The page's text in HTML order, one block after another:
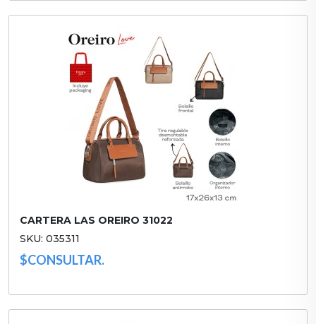
CARTERA LAS OREIRO 31022
SKU: 035311
$CONSULTAR.